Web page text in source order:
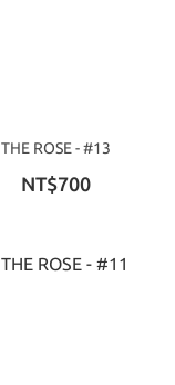
THE ROSE - #13
NT$700